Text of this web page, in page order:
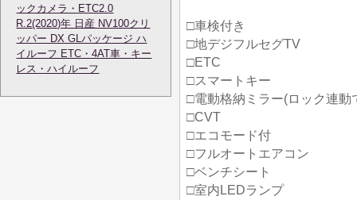
ックカメラ・ETC2.0
R.2(2020)年 日産 NV100クリ
ッパー DX GLパッケージ ハ
イルーフ ETC・4AT車・キー
レス・ハイルーフ
□車検付き
□地デジフルセグTV
□ETC
□スマートキー
□電動格納ミラー(ロック連動
□CVT
□エコモード付
□フルオートエアコン
□ベンチシート
□室内LEDランプ